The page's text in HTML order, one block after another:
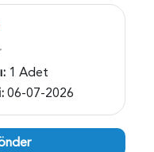
1 Adet
06-07-2026